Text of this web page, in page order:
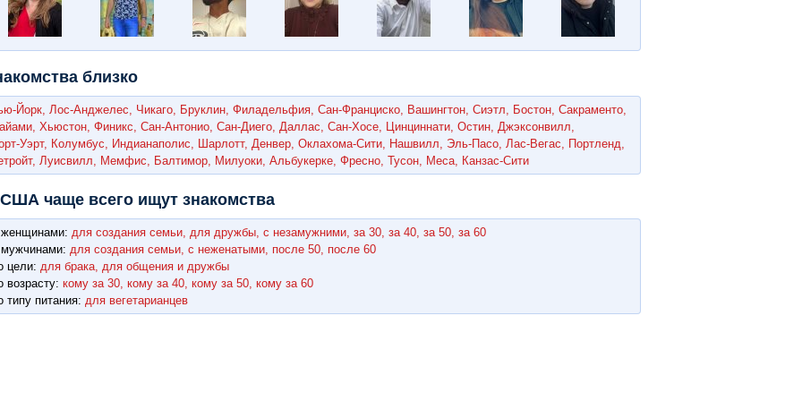
близко
Йорк, Лос-Анджелес, Чикаго, Бруклин, Филадельфия, Сан-Франциско, Вашингтон, Сиэтл, Бостон, Сакраменто,
Хьюстон, Финикс, Сан-Антонио, Сан-Диего, Даллас, Сан-Хосе, Цинциннати, Остин, Джэксонвилл,
Уэрт, Колумбус, Индианаполис, Шарлотт, Денвер, Оклахома-Сити, Нашвилл, Эль-Пасо, Лас-Вегас, Портленд,
Луисвилл, Мемфис, Балтимор, Милуоки, Альбукерке, Фресно, Тусон, Меса, Канзас-Сити
чаще всего ищут знакомства
для создания семьи, для дружбы, с незамужними, за 30, за 40, за 50, за 60
для создания семьи, с неженатыми, после 50, после 60
цели: для брака, для общения и дружбы
возрасту: кому за 30, кому за 40, кому за 50, кому за 60
типу питания: для вегетарианцев